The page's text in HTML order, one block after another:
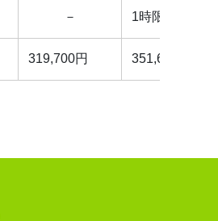
－ 1時限
319,700円 351,600円